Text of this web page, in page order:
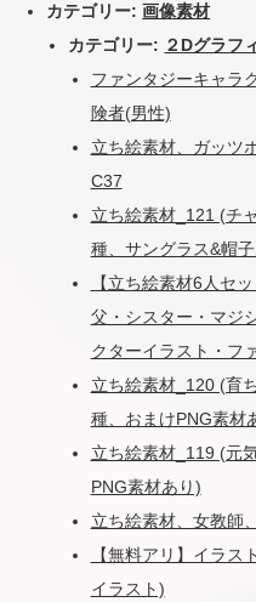
カテゴリー:画像素材
カテゴリー: ２Dグラフ
ファンタジーキャラ
険者(男性)
立ち絵素材、ガッツ
C37
立ち絵素材_121 (チ
種、サングラス&帽
【立ち絵素材6人セ
父・シスター・マジ
クターイラスト・フ
立ち絵素材_120 (育
種、おまけPNG素材
立ち絵素材_119 (元
PNG素材あり)
立ち絵素材、女教師
【無料アリ】イラ
イラスト)